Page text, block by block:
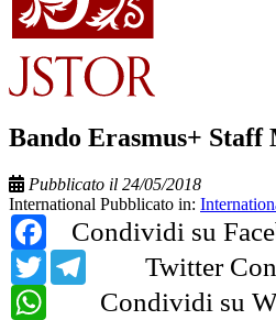
Bando Erasmus+ Staff
Pubblicato il 24/05/2018
International Pubblicato in:
Condividi su
Facebook
Twitter
TwitterTelegram
Condividi su
WhatsApp